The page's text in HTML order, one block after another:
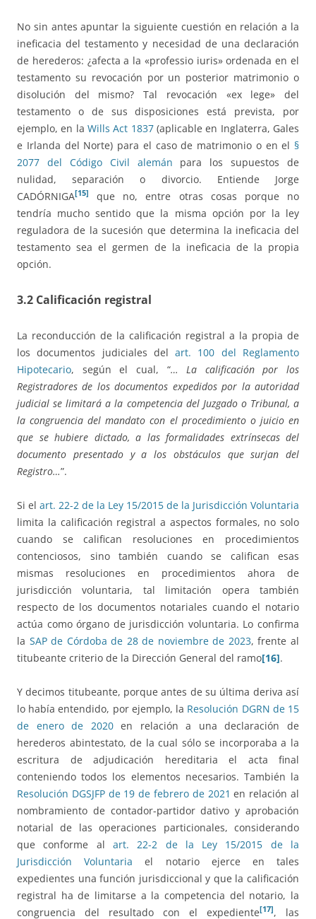
No sin antes apuntar la siguiente cuestión en relación a la
ineficacia del testamento y necesidad de una declaración
de herederos: ¿afecta a la «professio iuris» ordenada en el
testamento su revocación por un posterior matrimonio o
disolución del mismo? Tal revocación «ex lege» del
testamento o de sus disposiciones está prevista, por
ejemplo, en la Wills Act 1837(aplicable en Inglaterra, Gales
e Irlanda del Norte) para el caso de matrimonio o en el §
2077 del Código Civil alemán para los supuestos de
nulidad, separación o divorcio. Entiende Jorge
CADÓRNIGA[15]
que no, entre otras cosas porque no
tendría mucho sentido que la misma opción por la ley
reguladora de la sucesión que determina la ineficacia del
testamento sea el germen de la ineficacia de la propia
opción.
3.2 Calificación registral
La reconducción de la calificación registral a la propia de
los documentos judiciales delart. 100 del Reglamento
Hipotecario, según el cual, “… La calificación por los
Registradores de los documentos expedidos por la autoridad
judicial se limitará a la competencia del Juzgado o Tribunal, a
la congruencia del mandato con el procedimiento o juicio en
que se hubiere dictado, a las formalidades extrínsecas del
documento presentado y a los obstáculos que surjan del
Registro…”.
Si el art. 22-2 de la Ley 15/2015 de la Jurisdicción Voluntaria
limita la calificación registral a aspectos formales, no solo
cuando se califican resoluciones en procedimientos
contenciosos, sino también cuando se califican esas
mismas resoluciones en procedimientos ahora de
jurisdicción voluntaria, tal limitación opera también
respecto de los documentos notariales cuando el notario
actúa como órgano de jurisdicción voluntaria. Lo confirma
la SAP de Córdoba de 28 de noviembre de 2023, frente al
titubeante criterio de la Dirección General del ramo[16].
Y decimos titubeante, porque antes de su última deriva así
lo había entendido, por ejemplo, la Resolución DGRN de 15
de enero de 2020en relación a una declaración de
herederos abintestato, de la cual sólo se incorporaba a la
escritura de adjudicación hereditaria el acta final
conteniendo todos los elementos necesarios. También la
Resolución DGSJFP de 19 de febrero de 2021 en relación al
nombramiento de contador-partidor dativo y aprobación
notarial de las operaciones particionales, considerando
que conforme al art. 22-2 de la Ley 15/2015 de la
Jurisdicción Voluntaria el notario ejerce en tales
expedientes una función jurisdiccional y que la calificación
registral ha de limitarse a la competencia del notario, la
congruencia del resultado con el expediente[17], las